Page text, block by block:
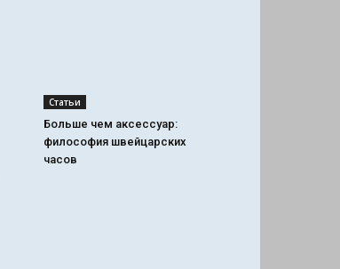
Статьи
Больше чем аксессуар:
философия швейцарских
часов